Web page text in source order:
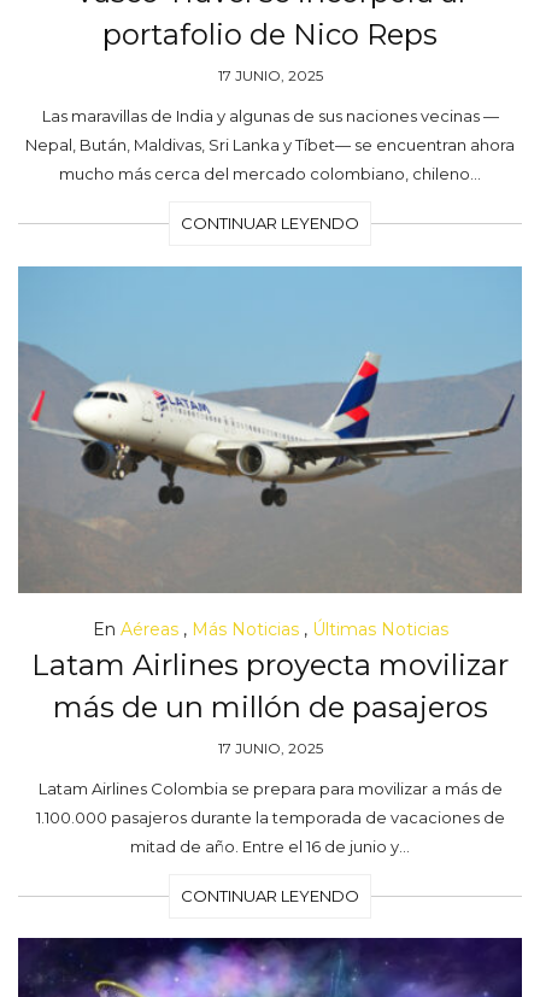
portafolio de Nico Reps
17 JUNIO, 2025
Las maravillas de India y algunas de sus naciones vecinas —
Nepal, Bután, Maldivas, Sri Lanka y Tíbet— se encuentran ahora
mucho más cerca del mercado colombiano, chileno…
CONTINUAR LEYENDO
En Aéreas, Más Noticias, Últimas Noticias
Latam Airlines proyecta movilizar
más de un millón de pasajeros
17 JUNIO, 2025
Latam Airlines Colombia se prepara para movilizar a más de
1.100.000 pasajeros durante la temporada de vacaciones de
mitad de año. Entre el 16 de junio y…
CONTINUAR LEYENDO